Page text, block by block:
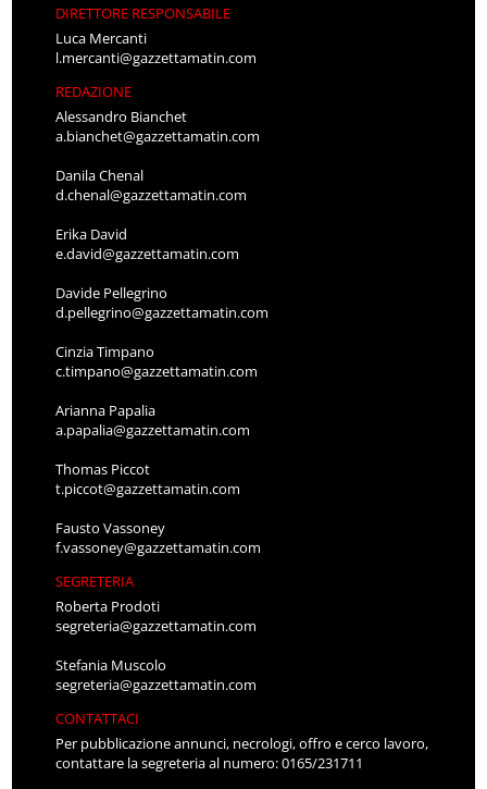
DIRETTORE RESPONSABILE
Luca Mercanti
l.mercanti@gazzettamatin.com
REDAZIONE
Alessandro Bianchet
a.bianchet@gazzettamatin.com
Danila Chenal
d.chenal@gazzettamatin.com
Erika David
e.david@gazzettamatin.com
Davide Pellegrino
d.pellegrino@gazzettamatin.com
Cinzia Timpano
c.timpano@gazzettamatin.com
Arianna Papalia
a.papalia@gazzettamatin.com
Thomas Piccot
t.piccot@gazzettamatin.com
Fausto Vassoney
f.vassoney@gazzettamatin.com
SEGRETERIA
Roberta Prodoti
segreteria@gazzettamatin.com
Stefania Muscolo
segreteria@gazzettamatin.com
CONTATTACI
Per pubblicazione annunci, necrologi, offro e cerco lavoro,
contattare la segreteria al numero: 0165/231711